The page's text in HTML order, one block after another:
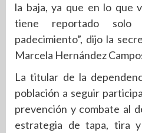
la baja, ya que en lo que
tiene reportado
padecimiento”, dijo la
Marcela Hernández
La titular de la
población a seguir
prevención y combate al
estrategia de tapa, tira